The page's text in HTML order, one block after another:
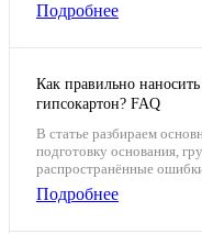
Подробнее
Как правильно
гипсокартон? FAQ
В статье разбираем
подготовку основания,
распространённые
Подробнее